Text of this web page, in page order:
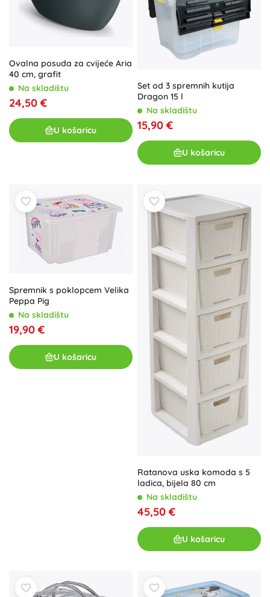
Ovalna posuda za cvijeće Aria
40 cm, grafit
Na skladištu
24,50 €
U košaricu
Set od 3 spremnih kutija
Dragon 15 l
Na skladištu
15,90 €
U košaricu
Spremnik s poklopcem Velika
Peppa Pig
Na skladištu
19,90 €
U košaricu
Ratanova uska komoda s 5
ladica, bijela 80 cm
Na skladištu
45,50 €
U košaricu